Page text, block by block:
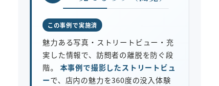
この事例で実施済
魅力ある写真・ストリートビュー・充
実した情報で、訪問者の離脱を防ぐ段
階。 本事例で撮影したストリートビュ
ーで、店内の魅力を360度の没入体験